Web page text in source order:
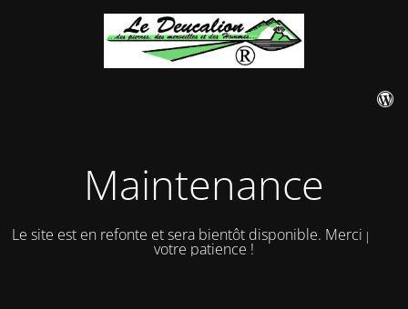
Maintenance
Le site est en refonte et sera bientôt disponible. Merci pour
votre patience !